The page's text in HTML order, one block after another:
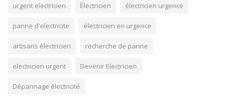
urgent electricien Électricien électricien urgence
panne d'electricite électricien en urgence
artisans électricien recherche de panne
electricien urgent Devenir Electricien
Dépannage électricité